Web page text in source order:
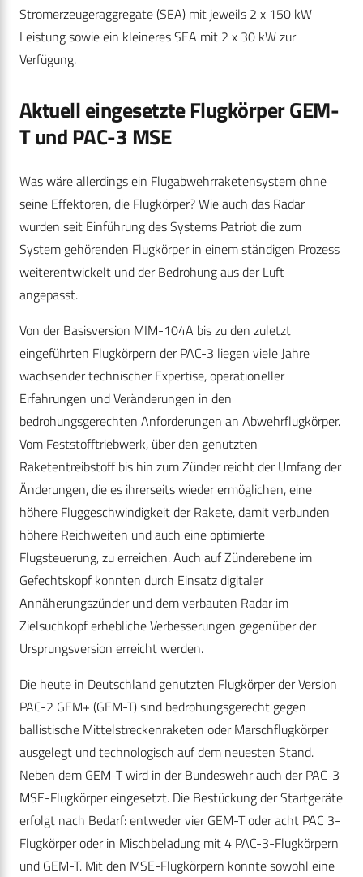
Stromerzeugeraggregate (SEA) mit jeweils 2 x 150 kW
Leistung sowie ein kleineres SEA mit 2 x 30 kW zur
Verfügung.
Aktuell eingesetzte Flugkörper GEM-
T und PAC-3 MSE
Was wäre allerdings ein Flugabwehrraketensystem ohne
seine Effektoren, die Flugkörper? Wie auch das Radar
wurden seit Einführung des Systems Patriot die zum
System gehörenden Flugkörper in einem ständigen Prozess
weiterentwickelt und der Bedrohung aus der Luft
angepasst.
Von der Basisversion MIM-104A bis zu den zuletzt
eingeführten Flugkörpern der PAC-3 liegen viele Jahre
wachsender technischer Expertise, operationeller
Erfahrungen und Veränderungen in den
bedrohungsgerechten Anforderungen an Abwehrflugkörper.
Vom Feststofftriebwerk, über den genutzten
Raketentreibstoff bis hin zum Zünder reicht der Umfang der
Änderungen, die es ihrerseits wieder ermöglichen, eine
höhere Fluggeschwindigkeit der Rakete, damit verbunden
höhere Reichweiten und auch eine optimierte
Flugsteuerung, zu erreichen. Auch auf Zünderebene im
Gefechtskopf konnten durch Einsatz digitaler
Annäherungszünder und dem verbauten Radar im
Zielsuchkopf erhebliche Verbesserungen gegenüber der
Ursprungsversion erreicht werden.
Die heute in Deutschland genutzten Flugkörper der Version
PAC-2 GEM+ (GEM-T) sind bedrohungsgerecht gegen
ballistische Mittelstreckenraketen oder Marschflugkörper
ausgelegt und technologisch auf dem neuesten Stand.
Neben dem GEM-T wird in der Bundeswehr auch der PAC-3
MSE-Flugkörper eingesetzt. Die Bestückung der Startgeräte
erfolgt nach Bedarf: entweder vier GEM-T oder acht PAC 3-
Flugkörper oder in Mischbeladung mit 4 PAC-3-Flugkörpern
und GEM-T. Mit den MSE-Flugkörpern konnte sowohl eine